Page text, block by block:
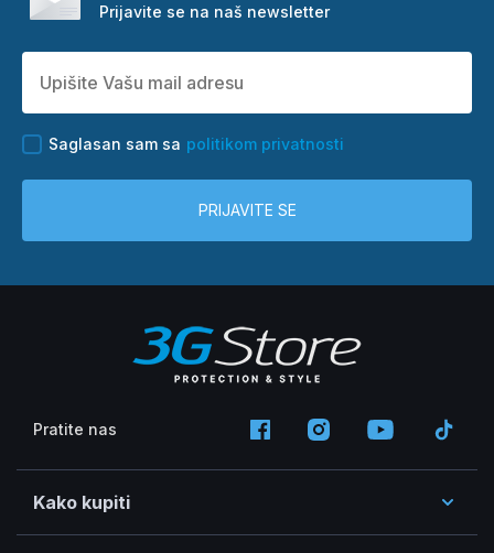
Prijavite se na naš newsletter
Saglasan sam sa politikom privatnosti
PRIJAVITE SE
Pratite nas
Kako kupiti